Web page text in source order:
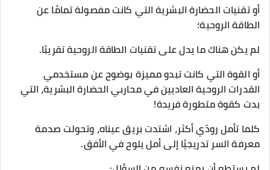
أو تقنيات الحضارة البشرية التي كانت مفصولة تمامًا عن
الطاقة الروحية؛
لم يكن هناك ما يدل على تقنيات الطاقة الروحية تقريبًا.
أو القوة التي كانت تبدو مميزة بوضوح عن مستخدمي
القدرات الروحية العاديين في محاربي الحضارة البشرية، التي
بدت كقوة متطورة فريدة!
كلما تأمل رودّي أكثر، اشتدت بريق عيناه، وتحولت صدمة
معرفة السر تدريجيًا إلى أمل يلوح في الأفق.